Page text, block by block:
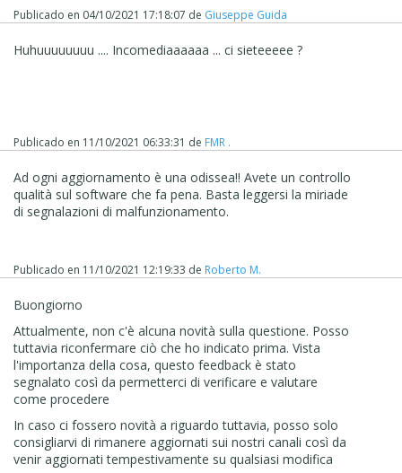
Publicado en 04/10/2021 17:18:07 de Giuseppe Guida
Huhuuuuuuuu .... Incomediaaaaaa ... ci sieteeeee ?
Publicado en 11/10/2021 06:33:31 de FMR .
Ad ogni aggiornamento è una odissea!! Avete un controllo
qualità sul software che fa pena. Basta leggersi la miriade
di segnalazioni di malfunzionamento.
Publicado en 11/10/2021 12:19:33 de Roberto M.
Buongiorno
Attualmente, non c'è alcuna novità sulla questione. Posso
tuttavia riconfermare ciò che ho indicato prima. Vista
l'importanza della cosa, questo feedback è stato
segnalato così da permetterci di verificare e valutare
come procedere
In caso ci fossero novità a riguardo tuttavia, posso solo
consigliarvi di rimanere aggiornati sui nostri canali così da
venir aggiornati tempestivamente su qualsiasi modifica